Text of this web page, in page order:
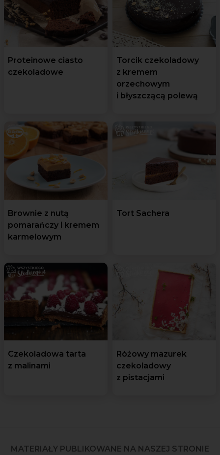
Proteinowe ciasto
czekoladowe
Torcik czekoladowy
z kremem
orzechowym
i błyszczącą polewą
Brownie z nutą
pomarańczy i kremem
karmelowym
Tort Sachera
Czekoladowa tarta
z malinami
Różowy mazurek
czekoladowy
z pistacjami
MATERIAŁY PUBLIKOWANE NA NASZEJ STRONIE